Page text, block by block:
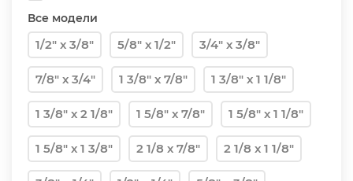
Все модели
1/2" х 3/8" 5/8" х 1/2" 3/4" х 3/8"
7/8" х 3/4" 1 3/8" х 7/8" 1 3/8" х 1 1/8"
1 3/8" х 2 1/8" 1 5/8" х 7/8" 1 5/8" х 1 1/8"
1 5/8" х 1 3/8" 2 1/8 х 7/8" 2 1/8 х 1 1/8"